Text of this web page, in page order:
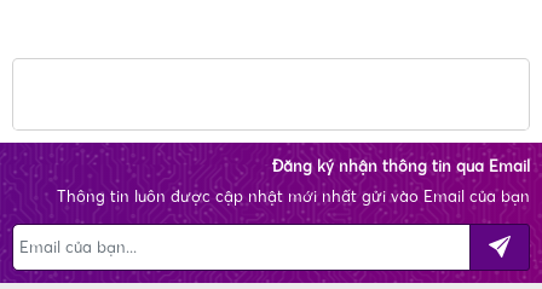
Đăng ký nhận thông tin qua Email
Thông tin luôn được cập nhật mới nhất gửi vào Email của bạn